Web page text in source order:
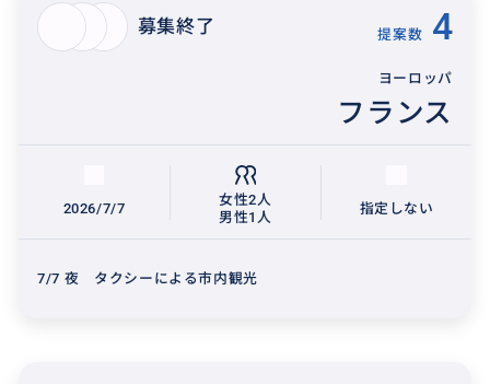
募集終了 提案数 4
ヨーロッパ
フランス
2026/7/7
女性2人
男性1人
指定しない
7/7 夜 タクシーによる市内観光